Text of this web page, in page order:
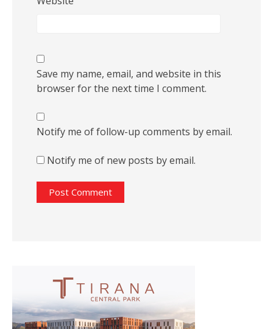
Save my name, email, and website in this
browser for the next time I comment.
Notify me of follow-up comments by email.
Notify me of new posts by email.